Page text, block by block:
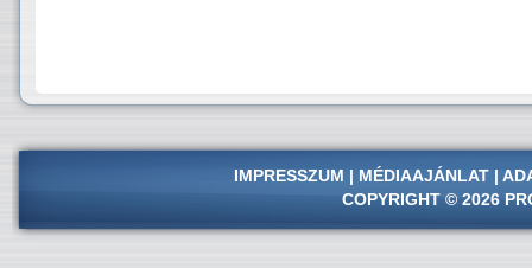
IMPRESSZUM | MÉDIAAJÁNLAT |
COPYRIGHT © 2026